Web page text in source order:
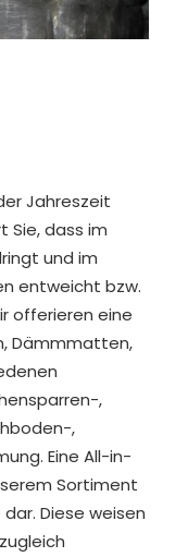
Jahreszeit
Sie, dass im
und im
entweicht bzw.
offerieren eine
Dämmmatten,
,
,
Eine All-in-
Sortiment
Diese weisen